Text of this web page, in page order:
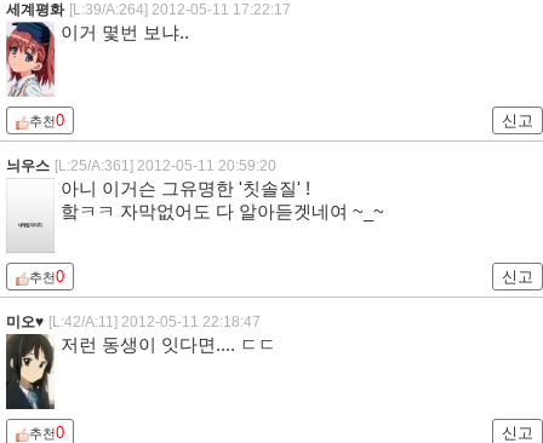
세계평화 [L:39/A:264] 2012-05-11 17:22:17
이거 몇번 보냐..
추천0 신고
늬우스 [L:25/A:361] 2012-05-11 20:59:20
아니 이거슨 그유명한 '칫솔질' !
핰ㅋㅋ 자막없어도 다 알아듣겟네여 ~_~
추천0 신고
미오♥ [L:42/A:11] 2012-05-11 22:18:47
저런 동생이 잇다면.... ㄷㄷ
추천0 신고